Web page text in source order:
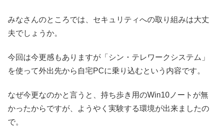
みなさんのところでは、セキュリティへの取り組みは大丈
夫でしょうか。
今回は今更感もありますが「シン・テレワークシステム」
を使って外出先から自宅PCに乗り込むという内容です。
なぜ今更なのかと言うと、持ち歩き用のWin10ノートが無
かったからですが、ようやく実験する環境が出来ましたの
で。